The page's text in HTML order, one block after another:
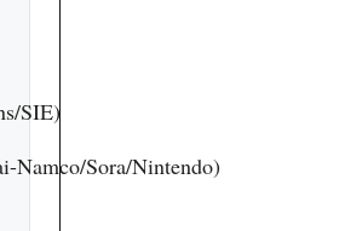
SIE)
Namco/Sora/Nintendo)